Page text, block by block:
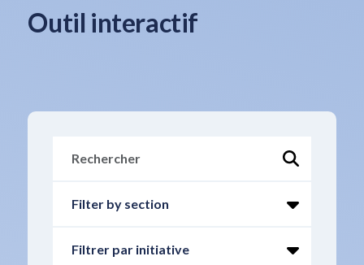
Outil interactif